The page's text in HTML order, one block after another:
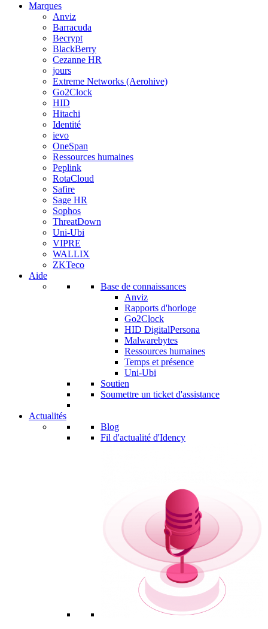
Marques
Anviz
Barracuda
Becrypt
BlackBerry
Cezanne HR
jours
Extreme Networks (Aerohive)
Go2Clock
HID
Hitachi
Identité
ievo
OneSpan
Ressources humaines
Peplink
RotaCloud
Safire
Sage HR
Sophos
ThreatDown
Uni-Ubi
VIPRE
WALLIX
ZKTeco
Aide
Base de connaissances
Anviz
Rapports d'horloge
Go2Clock
HID DigitalPersona
Malwarebytes
Ressources humaines
Temps et présence
Uni-Ubi
Soutien
Soumettre un ticket d'assistance
Actualités
Blog
Fil d'actualité d'Idency